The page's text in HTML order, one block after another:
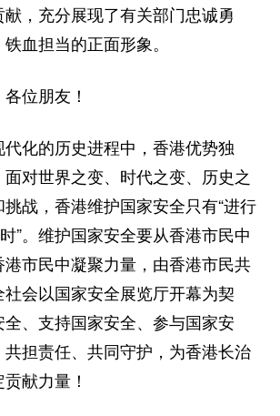
，充分展现了有关部门忠诚勇
血担当的正面形象。
位朋友！
化的历史进程中，香港优势独
对世界之变、时代之变、历史之
战，香港维护国家安全只有“进行
”。维护国家安全要从香港市民中
市民中凝聚力量，由香港市民共
会以国家安全展览厅开幕为契
、支持国家安全、参与国家安
担责任、共同守护，为香港长治
献力量！